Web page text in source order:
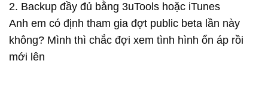
2. Backup đầy đủ bằng 3uTools hoặc iTunes
Anh em có định tham gia đợt public beta lần này
không? Mình thì chắc đợi xem tình hình ổn áp rồi
mới lên